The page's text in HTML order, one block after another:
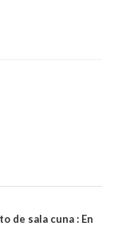
de sala cuna : En